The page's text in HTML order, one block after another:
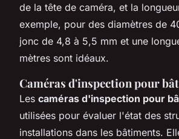
de la tête de caméra, et la
exemple, pour des diamètres de
jonc de 4,8 à 5,5 mm et une
mètres sont idéaux.
Caméras d'inspection pour
Les caméras d'inspection pour
utilisées pour évaluer l'état des
installations dans les bâtiments.